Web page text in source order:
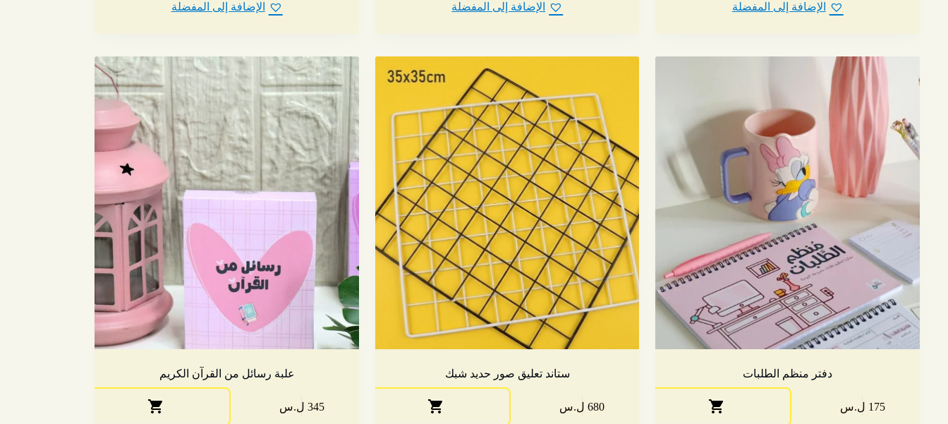
الإضافة إلى المفضلة الإضافة إلى المفضلة الإضافة إلى المفضلة
دفتر منظم الطلبات
175 ل.س
ستاند تعليق صور حديد شبك
680 ل.س
علبة رسائل من القرآن الكريم
345 ل.س